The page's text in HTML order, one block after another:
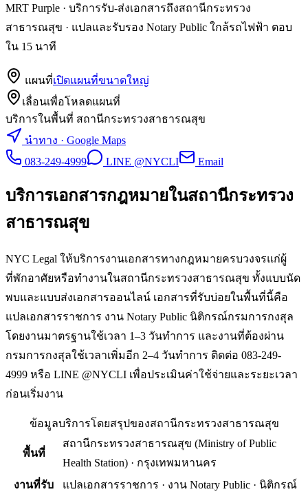
MRT Purple · บริการรับ-ส่งเอกสารถึงสถานีกระทรวง
สาธารณสุข · แปลและรับรอง Notary Public ใกล้รถไฟฟ้า ตอบ
ใน 15 นาที
แผนที่เปิดแผนที่ขนาดใหญ่
เลื่อนเพื่อโหลดแผนที่
บริการในพื้นที่ สถานีกระทรวงสาธารณสุข
นำทาง · Google Maps
083-249-4999
LINE @NYCLI Email
บริการเอกสารกฎหมายในสถานีกระทรวง
สาธารณสุข
NYC Legal ให้บริการงานเอกสารทางกฎหมายครบวงจรแก่ผู้
ที่พักอาศัยหรือทำงานในสถานีกระทรวงสาธารณสุข ทั้งแบบนัด
พบและแบบส่งเอกสารออนไลน์ เอกสารที่รับบ่อยในพื้นที่นี้คือ
แปลเอกสารราชการ งาน Notary Public นิติกรณ์กรมการกงสุล
โดยงานมาตรฐานใช้เวลา 1–3 วันทำการ และงานที่ต้องผ่าน
กรมการกงสุลใช้เวลาเพิ่มอีก 2–4 วันทำการ ติดต่อ 083-249-
4999 หรือ LINE @NYCLI เพื่อประเมินค่าใช้จ่ายและระยะเวลา
ก่อนเริ่มงาน
ข้อมูลบริการโดยสรุปของสถานีกระทรวงสาธารณสุข
พื้นที่
สถานีกระทรวงสาธารณสุข (Ministry of Public
Health Station) · กรุงเทพมหานคร
งานที่รับ
แปลเอกสารราชการ · งาน Notary Public · นิติกรณ์